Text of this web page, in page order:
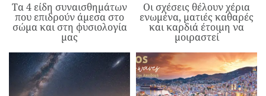
Τα 4 είδη συναισθημάτων
που επιδρούν άμεσα στο
σώμα και στη φυσιολογία
μας
Οι σχέσεις θέλουν χέρια
ενωμένα, ματιές καθαρές
και καρδιά έτοιμη να
μοιραστεί